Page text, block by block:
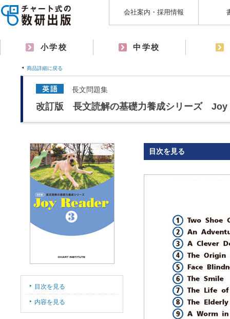
会社案内・採用情報
小学校 中学校
商品詳細に戻る
長文問題集
改訂版 長文読解の基礎力養成シリーズ
目次を見る
目次を見る
内容を見る